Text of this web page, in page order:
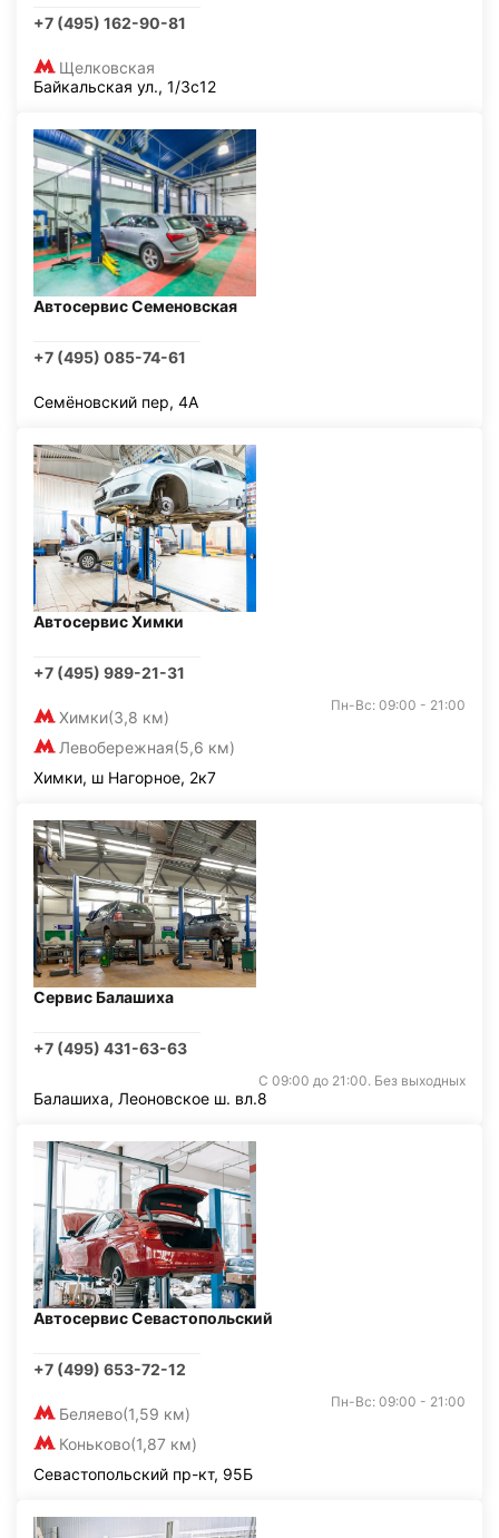
+7 (495) 162-90-81
Щелковская
Байкальская ул., 1/3с12
Автосервис Семеновская
+7 (495) 085-74-61
Семёновский пер, 4А
Автосервис Химки
+7 (495) 989-21-31
Химки(3,8 км)
Левобережная(5,6 км)
Пн-Вс: 09:00 - 21:00
Химки, ш Нагорное, 2к7
Сервис Балашиха
+7 (495) 431-63-63
С 09:00 до 21:00. Без выходных
Балашиха, Леоновское ш. вл.8
Автосервис Севастопольский
+7 (499) 653-72-12
Беляево(1,59 км)
Коньково(1,87 км)
Пн-Вс: 09:00 - 21:00
Севастопольский пр-кт, 95Б